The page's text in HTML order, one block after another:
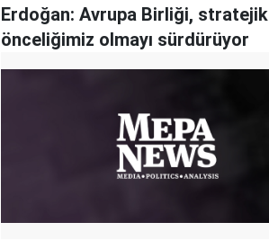
Erdoğan: Avrupa Birliği, stratejik
önceliğimiz olmayı sürdürüyor